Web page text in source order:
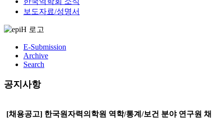
보도자료/성명서
E-Submission
Archive
Search
공지사항
[채용공고] 한국원자력의학원 역학/통계/보건 분야 연구원 채